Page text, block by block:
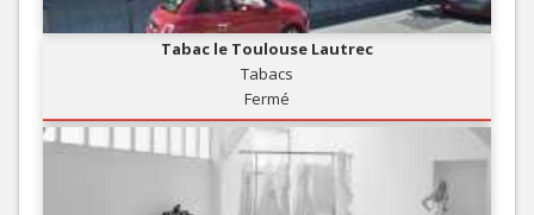
Tabac le Toulouse Lautrec
Tabacs
Fermé